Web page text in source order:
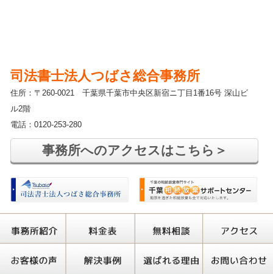
司法書士法人つばさ総合事務所
住所：〒260-0021 千葉県千葉市中央区新宿ニ丁目1番16号 深山ビ
ル2階
電話：0120-253-280
事務所へのアクセスはこちら＞